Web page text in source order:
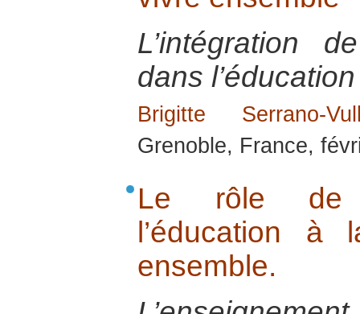
L’intégration
dans
Brigitte Serrano-
Grenoble, France,
Le rôle de
l’éducation
ensemble.